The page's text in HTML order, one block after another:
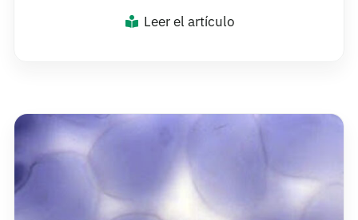
Leer el artículo